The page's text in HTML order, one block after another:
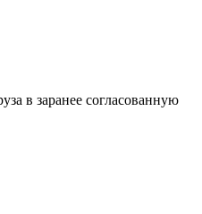
в заранее согласованную